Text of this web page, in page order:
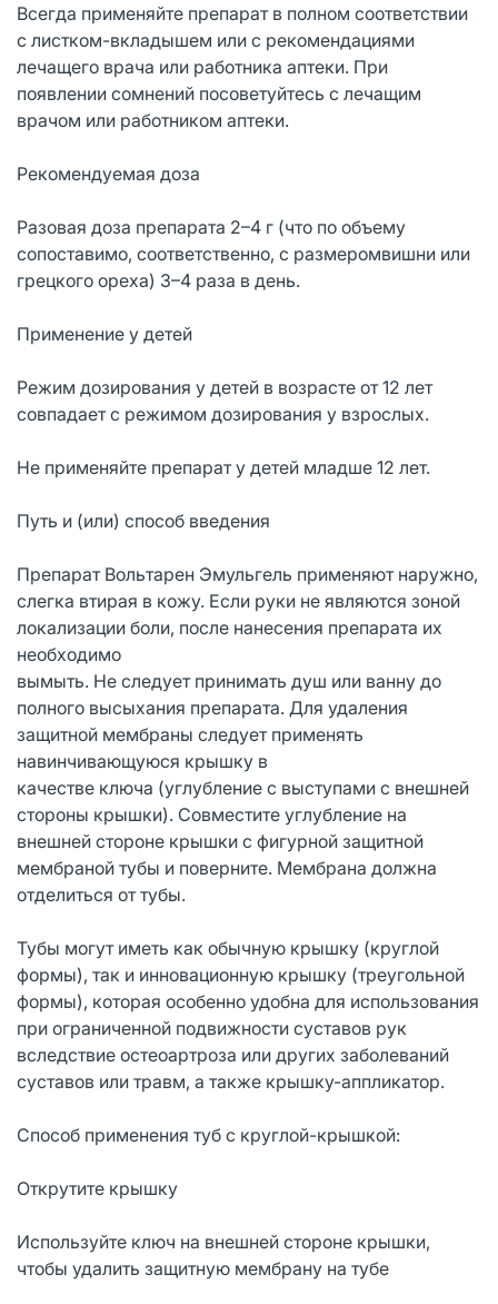
Всегда применяйте препарат в полном соответствии
с листком-вкладышем или с рекомендациями
лечащего врача или работника аптеки. При
появлении сомнений посоветуйтесь с лечащим
врачом или работником аптеки.
Рекомендуемая доза
Разовая доза препарата 2–4 г (что по объему
сопоставимо, соответственно, с размеромвишни или
грецкого ореха) 3–4 раза в день.
Применение у детей
Режим дозирования у детей в возрасте от 12 лет
совпадает с режимом дозирования у взрослых.
Не применяйте препарат у детей младше 12 лет.
Путь и (или) способ введения
Препарат Вольтарен Эмульгель применяют наружно,
слегка втирая в кожу. Если руки не являются зоной
локализации боли, после нанесения препарата их
необходимо
вымыть. Не следует принимать душ или ванну до
полного высыхания препарата. Для удаления
защитной мембраны следует применять
навинчивающуюся крышку в
качестве ключа (углубление с выступами с внешней
стороны крышки). Совместите углубление на
внешней стороне крышки с фигурной защитной
мембраной тубы и поверните. Мембрана должна
отделиться от тубы.
Тубы могут иметь как обычную крышку (круглой
формы), так и инновационную крышку (треугольной
формы), которая особенно удобна для использования
при ограниченной подвижности суставов рук
вследствие остеоартроза или других заболеваний
суставов или травм, а также крышку-аппликатор.
Способ применения туб с круглой-крышкой:
Открутите крышку
Используйте ключ на внешней стороне крышки,
чтобы удалить защитную мембрану на тубе